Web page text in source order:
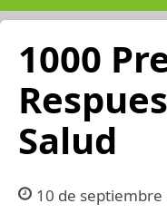
1000
Salud
10 de septiembre